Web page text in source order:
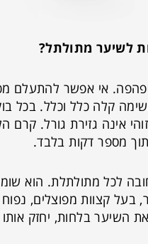
לשיער מתולתל?
אי אפשר להתעלם
קלה כלל וכלל. בכל
אינה גזירת גורל. קרם
מספר דקות בלבד.
לכל מתולתלת. הוא
קצוות מפוצלים,
השיער בלחות, יחזק